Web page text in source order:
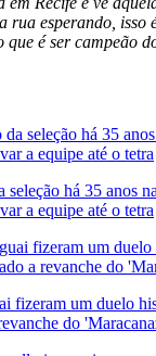
rua esperando, isso
que é ser campeão
seleção há 35 anos
a equipe até o tetra
fizeram um duelo
do